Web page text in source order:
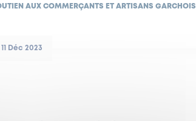
AUX COMMERÇANTS ET ARTISANS GARCHOIS
Déc 2023